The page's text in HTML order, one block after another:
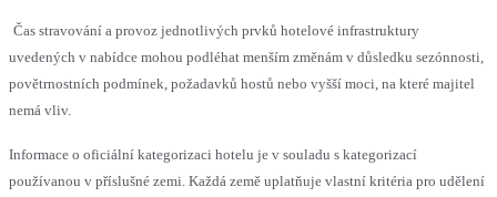
Čas stravování a provoz jednotlivých prvků hotelové infrastruktury
uvedených v nabídce mohou podléhat menším změnám v důsledku sezónnosti,
povětrnostních podmínek, požadavků hostů nebo vyšší moci, na které majitel
nemá vliv.
Informace o oficiální kategorizaci hotelu je v souladu s kategorizací
používanou v příslušné zemi. Každá země uplatňuje vlastní kritéria pro udělení